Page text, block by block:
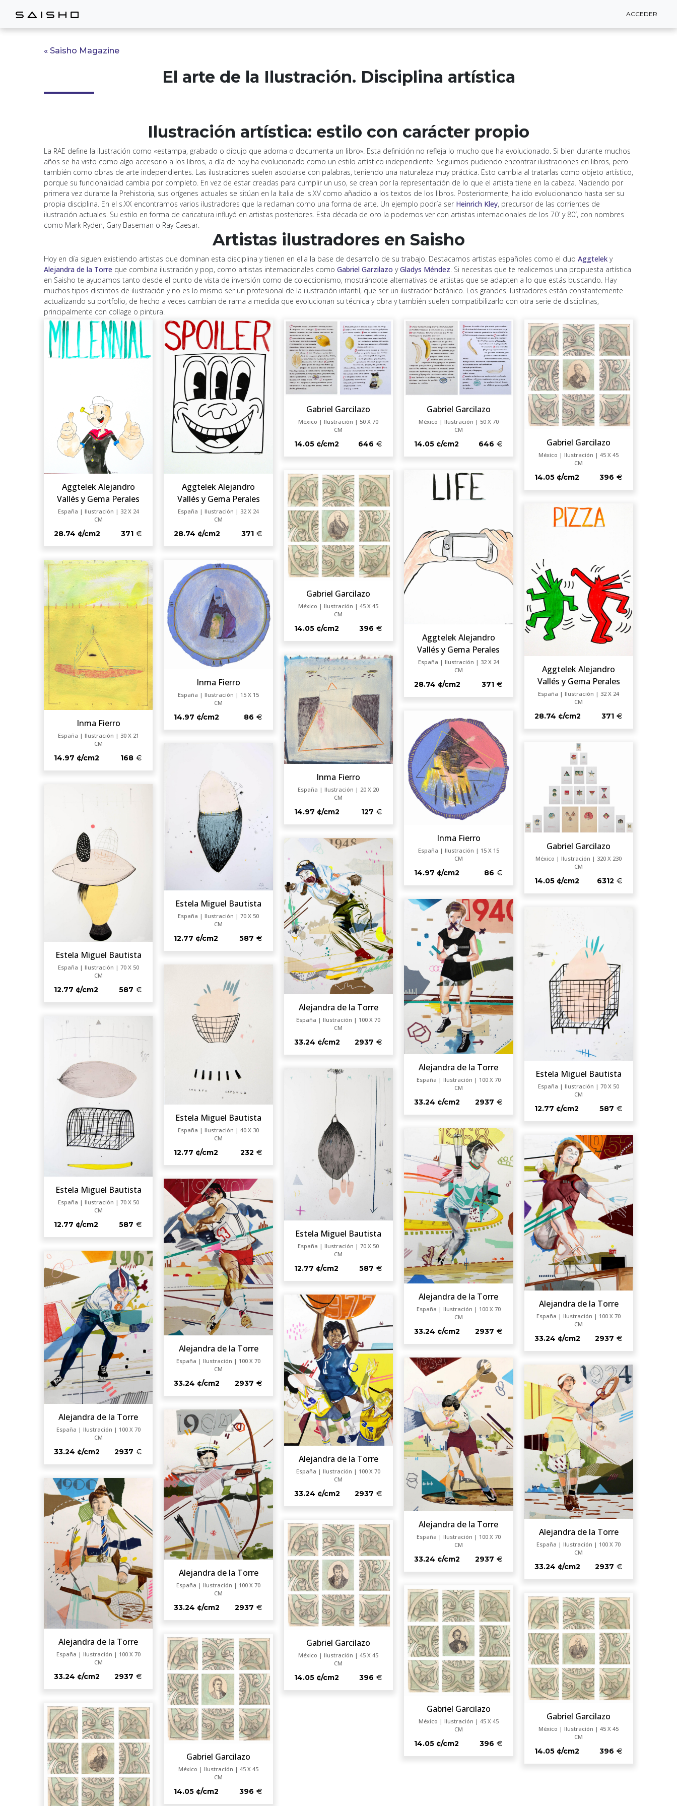
ACCEDER
ACCEDER
« Saisho Magazine
El arte de la Ilustración. Disciplina artística
Ilustración artística: estilo con carácter propio
La RAE define la ilustración como «estampa, grabado o dibujo que adorna o documenta un libro». Esta definición no refleja lo mucho que ha evolucionado. Si bien durante muchos
años se ha visto como algo accesorio a los libros, a día de hoy ha evolucionado como un estilo artístico independiente. Seguimos pudiendo encontrar ilustraciones en libros, pero
también como obras de arte independientes. Las ilustraciones suelen asociarse con palabras, teniendo una naturaleza muy práctica. Esto cambia al tratarlas como objeto artístico,
porque su funcionalidad cambia por completo. En vez de estar creadas para cumplir un uso, se crean por la representación de lo que el artista tiene en la cabeza. Naciendo por
primera vez durante la Prehistoria, sus orígenes actuales se sitúan en la Italia del s.XV como añadido a los textos de los libros. Posteriormente, ha ido evolucionando hasta ser su
propia disciplina. En el s.XX encontramos varios ilustradores que la reclaman como una forma de arte. Un ejemplo podría ser Heinrich Kley, precursor de las corrientes de
ilustración actuales. Su estilo en forma de caricatura influyó en artistas posteriores. Esta década de oro la podemos ver con artistas internacionales de los 70′ y 80′, con nombres
como Mark Ryden, Gary Baseman o Ray Caesar.
Artistas ilustradores en Saisho
Hoy en día siguen existiendo artistas que dominan esta disciplina y tienen en ella la base de desarrollo de su trabajo. Destacamos artistas españoles como el duo Aggtelek y
Alejandra de la Torre que combina ilustración y pop, como artistas internacionales como Gabriel Garzilazo yGladys Méndez. Si necesitas que te realicemos una propuesta artística
en Saisho te ayudamos tanto desde el punto de vista de inversión como de coleccionismo, mostrándote alternativas de artistas que se adapten a lo que estás buscando. Hay
muchos tipos distintos de ilustración y no es lo mismo ser un profesional de la ilustración infantil, que ser un ilustrador botánico. Los grandes ilustradores están constantemente
actualizando su portfolio, de hecho a veces cambian de rama a medida que evolucionan su técnica y obra y también suelen compatibilizarlo con otra serie de disciplinas,
principalmente con collage o pintura.
Aggtelek Alejandro
Vallés y Gema Perales
España | Ilustración | 32 X 24
CM
28.74 ¢/cm2 371
Aggtelek Alejandro
Vallés y Gema Perales
España | Ilustración | 32 X 24
CM
28.74 ¢/cm2 371
Gabriel Garcilazo
México | Ilustración | 50 X 70
CM
14.05 ¢/cm2 646
Gabriel Garcilazo
México | Ilustración | 50 X 70
CM
14.05 ¢/cm2 646 Gabriel Garcilazo
México | Ilustración | 45 X 45
CM
14.05 ¢/cm2 396
Gabriel Garcilazo
México | Ilustración | 45 X 45
CM
14.05 ¢/cm2 396
Aggtelek Alejandro
Vallés y Gema Perales
España | Ilustración | 32 X 24
CM
28.74 ¢/cm2 371
Aggtelek Alejandro
Vallés y Gema Perales
España | Ilustración | 32 X 24
CM
28.74 ¢/cm2 371
Inma Fierro
España | Ilustración | 15 X 15
CM
14.97 ¢/cm2 86
Inma Fierro
España | Ilustración | 30 X 21
CM
14.97 ¢/cm2 168
Inma Fierro
España | Ilustración | 20 X 20
CM
14.97 ¢/cm2 127
Inma Fierro
España | Ilustración | 15 X 15
CM
14.97 ¢/cm2 86
Gabriel Garcilazo
México | Ilustración | 320 X 230
CM
14.05 ¢/cm2 6312
Estela Miguel Bautista
España | Ilustración | 70 X 50
CM
12.77 ¢/cm2 587
Estela Miguel Bautista
España | Ilustración | 70 X 50
CM
12.77 ¢/cm2 587
Alejandra de la Torre
España | Ilustración | 100 X 70
CM
33.24 ¢/cm2 2937
Alejandra de la Torre
España | Ilustración | 100 X 70
CM
33.24 ¢/cm2 2937
Estela Miguel Bautista
España | Ilustración | 70 X 50
CM
12.77 ¢/cm2 587
Estela Miguel Bautista
España | Ilustración | 40 X 30
CM
12.77 ¢/cm2 232
Estela Miguel Bautista
España | Ilustración | 70 X 50
CM
12.77 ¢/cm2 587
Estela Miguel Bautista
España | Ilustración | 70 X 50
CM
12.77 ¢/cm2 587
Alejandra de la Torre
España | Ilustración | 100 X 70
CM
33.24 ¢/cm2 2937
Alejandra de la Torre
España | Ilustración | 100 X 70
CM
33.24 ¢/cm2 2937
Alejandra de la Torre
España | Ilustración | 100 X 70
CM
33.24 ¢/cm2 2937
Alejandra de la Torre
España | Ilustración | 100 X 70
CM
33.24 ¢/cm2 2937
Alejandra de la Torre
España | Ilustración | 100 X 70
CM
33.24 ¢/cm2 2937
Alejandra de la Torre
España | Ilustración | 100 X 70
CM
33.24 ¢/cm2 2937
Alejandra de la Torre
España | Ilustración | 100 X 70
CM
33.24 ¢/cm2 2937
Alejandra de la Torre
España | Ilustración | 100 X 70
CM
33.24 ¢/cm2 2937
Alejandra de la Torre
España | Ilustración | 100 X 70
CM
33.24 ¢/cm2 2937
Gabriel Garcilazo
México | Ilustración | 45 X 45
CM
14.05 ¢/cm2 396
Gabriel Garcilazo
México | Ilustración | 45 X 45
CM
14.05 ¢/cm2 396
Gabriel Garcilazo
México | Ilustración | 45 X 45
CM
14.05 ¢/cm2 396
Gabriel Garcilazo
México | Ilustración | 45 X 45
CM
14.05 ¢/cm2 396